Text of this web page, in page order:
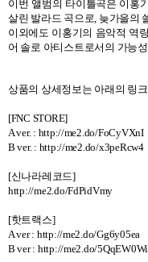
이번 앨범의 타이틀곡은 이홍
살린 발라드 곡으로, 늦가을의
이외에도 이홍기의 음악적 역
어 솔로 아티스트로서의 가능
상품의 상세정보는 아래의 링
[FNC STORE]
A ver. : http://me2.do/FoCyVXnI
B ver. : http://me2.do/x3peRcw4
[신나라레코드]
http://me2.do/FdPidVmy
[핫트랙스]
A ver : http://me2.do/Gg6y05ea
B ver : http://me2.do/5QqEW0Wi